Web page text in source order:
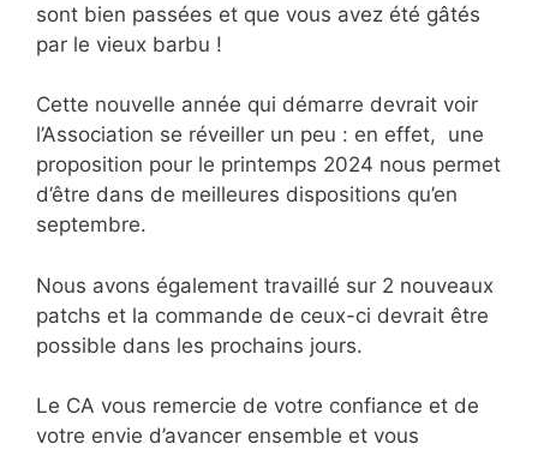
sont bien passées et que vous avez été gâtés
par le vieux barbu !
Cette nouvelle année qui démarre devrait voir
l’Association se réveiller un peu : en effet, une
proposition pour le printemps 2024 nous permet
d’être dans de meilleures dispositions qu’en
septembre.
Nous avons également travaillé sur 2 nouveaux
patchs et la commande de ceux-ci devrait être
possible dans les prochains jours.
Le CA vous remercie de votre confiance et de
votre envie d’avancer ensemble et vous